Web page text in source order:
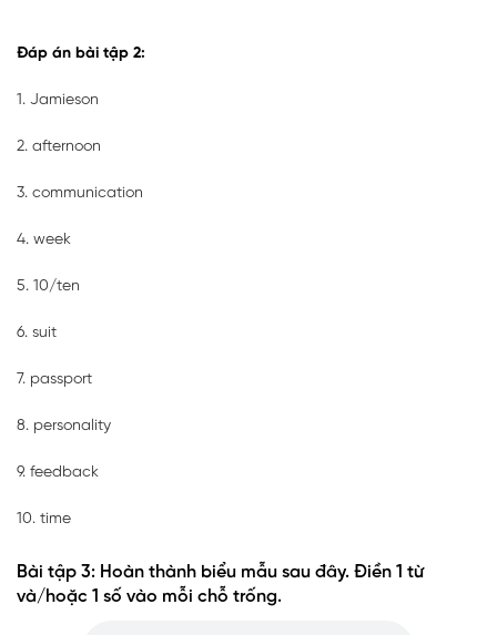
Đáp án bài tập 2:
1. Jamieson
2. afternoon
3. communication
4. week
5. 10/ten
6. suit
7. passport
8. personality
9. feedback
10. time
Bài tập 3: Hoàn thành biểu mẫu sau đây. Điền 1 từ
và/hoặc 1 số vào mỗi chỗ trống.